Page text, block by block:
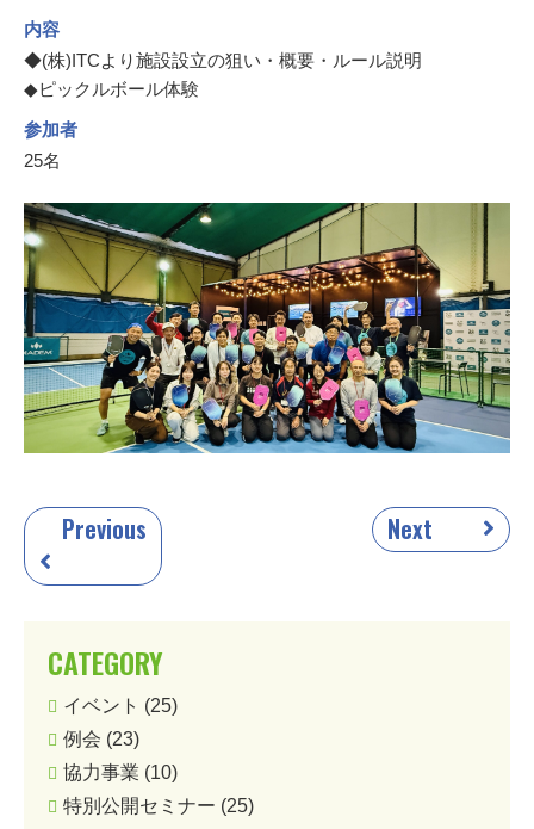
内容
◆(株)ITCより施設設立の狙い・概要・ルール説明
◆ピックルボール体験
参加者
25名
Previous Next
CATEGORY
イベント (25)
例会 (23)
協力事業 (10)
特別公開セミナー (25)